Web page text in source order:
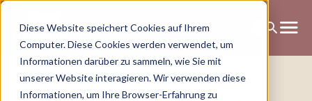
Diese Website speichert Cookies auf Ihrem
Computer. Diese Cookies werden verwendet, um
Informationen darüber zu sammeln, wie Sie mit
unserer Website interagieren. Wir verwenden diese
Informationen, um Ihre Browser-Erfahrung zu